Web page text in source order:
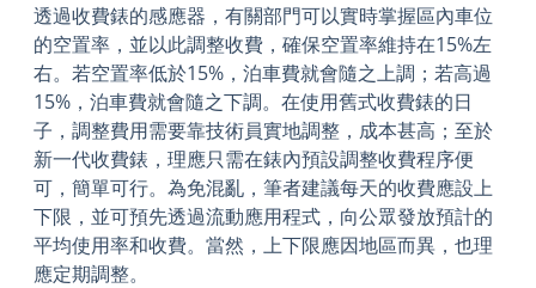
透過收費錶的感應器，有關部門可以實時掌握區內車位
的空置率，並以此調整收費，確保空置率維持在15%左
右。若空置率低於15%，泊車費就會隨之上調；若高過
15%，泊車費就會隨之下調。在使用舊式收費錶的日
子，調整費用需要靠技術員實地調整，成本甚高；至於
新一代收費錶，理應只需在錶內預設調整收費程序便
可，簡單可行。為免混亂，筆者建議每天的收費應設上
下限，並可預先透過流動應用程式，向公眾發放預計的
平均使用率和收費。當然，上下限應因地區而異，也理
應定期調整。